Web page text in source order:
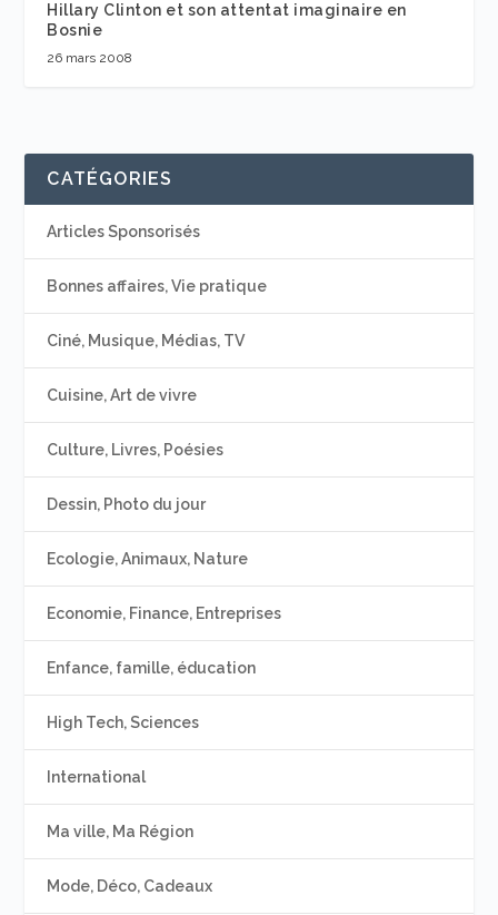
Hillary Clinton et son attentat imaginaire en
Bosnie
26 mars 2008
CATÉGORIES
Articles Sponsorisés
Bonnes affaires, Vie pratique
Ciné, Musique, Médias, TV
Cuisine, Art de vivre
Culture, Livres, Poésies
Dessin, Photo du jour
Ecologie, Animaux, Nature
Economie, Finance, Entreprises
Enfance, famille, éducation
High Tech, Sciences
International
Ma ville, Ma Région
Mode, Déco, Cadeaux